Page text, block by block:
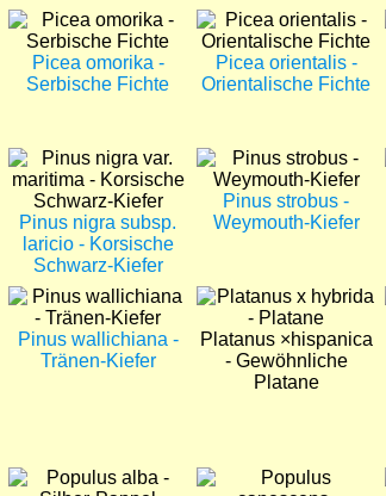
Bild
Picea omorika -
Serbische Fichte
Bild
Picea orientalis -
Orientalische Fichte
Bild
Pinus nigra subsp.
laricio - Korsische
Schwarz-Kiefer
Bild
Pinus strobus -
Weymouth-Kiefer
Bild
Pinus wallichiana -
Tränen-Kiefer
Bild
Platanus ×hispanica
- Gewöhnliche
Platane
Bild Bild